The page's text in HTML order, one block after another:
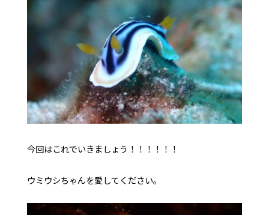
今回はこれでいきましょう！！！！！！
ウミウシちゃんを愛してください。